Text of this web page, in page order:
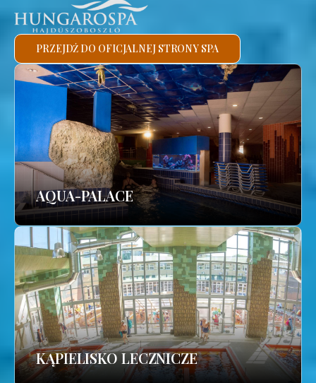
PRZEJDŹ DO OFICJALNEJ STRONY SPA
AQUA-PALACE
KĄPIELISKO LECZNICZE